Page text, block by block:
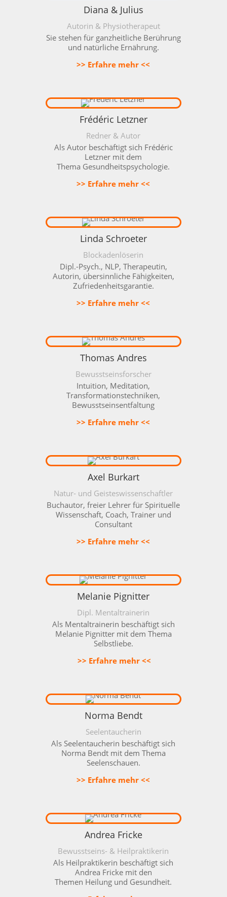
Diana & Julius
Autorin & Physiotherapeut
Sie stehen für ganzheitliche Berührung
und natürliche Ernährung.
>> Erfahre mehr <<
Frédéric Letzner
Redner & Autor
Als Autor beschäftigt sich Frédéric
Letzner mit dem
Thema Gesundheitspsychologie.
>> Erfahre mehr <<
Linda Schroeter
Blockadenlöserin
Dipl.-Psych., NLP, Therapeutin,
Autorin, übersinnliche Fähigkeiten,
Zufriedenheitsgarantie.
>> Erfahre mehr <<
Thomas Andres
Bewusstseinsforscher
Intuition, Meditation,
Transformationstechniken,
Bewusstseinsentfaltung
>> Erfahre mehr <<
Axel Burkart
Natur- und Geisteswissenschaftler
Buchautor, freier Lehrer für Spirituelle
Wissenschaft, Coach, Trainer und
Consultant
>> Erfahre mehr <<
Melanie Pignitter
Dipl. Mentaltrainerin
Als Mentaltrainerin beschäftigt sich
Melanie Pignitter mit dem Thema
Selbstliebe.
>> Erfahre mehr <<
Norma Bendt
Seelentaucherin
Als Seelentaucherin beschäftigt sich
Norma Bendt mit dem Thema
Seelenschauen.
>> Erfahre mehr <<
Andrea Fricke
Bewusstseins- & Heilpraktikerin
Als Heilpraktikerin beschäftigt sich
Andrea Fricke mit den
Themen Heilung und Gesundheit.